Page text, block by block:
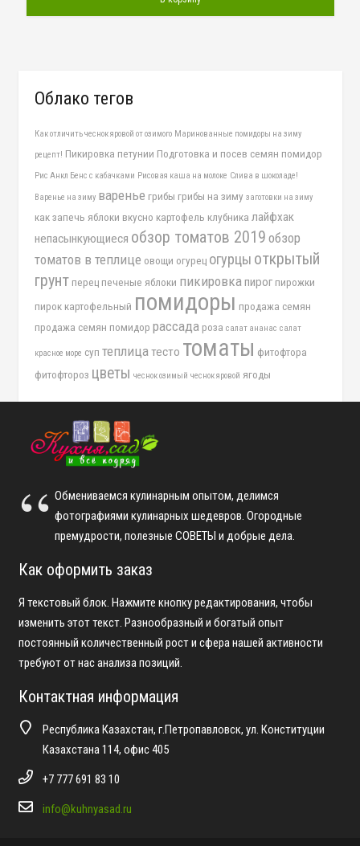
Облако тегов
Как отличить чеснок яровой от озимого Маринованные помидоры на зиму
рецепт! Пикировка петунии Подготовка и посев семян помидор
Рис Анкл Бенс с кабачками Рисовая каша на молоке Слива в шоколаде!
Варенье на зиму варенье грибы грибы на зиму заготовки на зиму
как запечь яблоки вкусно картофель клубника лайфхак
непасынкующиеся обзор томатов 2019 обзор
томатов в теплице овощи огурец огурцы открытый
грунт перец печеные яблоки пикировка пирог пирожки
пирок картофельный помидоры продажа семян
продажа семян помидор рассада роза салат ананас салат
красное море суп теплица тесто томаты фитофтора
фитофтороз цветы чеснок озимый чеснок яровой ягоды
Обмениваемся кулинарным опытом, делимся
фотографиями кулинарных шедевров. Огородные
премудрости, полезные СОВЕТЫ и добрые дела.
Как оформить заказ
Я текстовый блок. Нажмите кнопку редактирования, чтобы
изменить этот текст. Разнообразный и богатый опыт
постоянный количественный рост и сфера нашей активности
требуют от нас анализа позиций.
Контактная информация
Республика Казахстан, г.Петропавловск, ул. Конституции
Казахстана 114, офис 405
+7 777 691 83 10
info@kuhnyasad.ru